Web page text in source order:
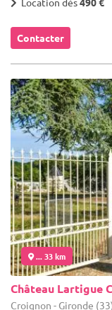
Contacter
... 33 km
Château Lartigue
Croignon - Gironde